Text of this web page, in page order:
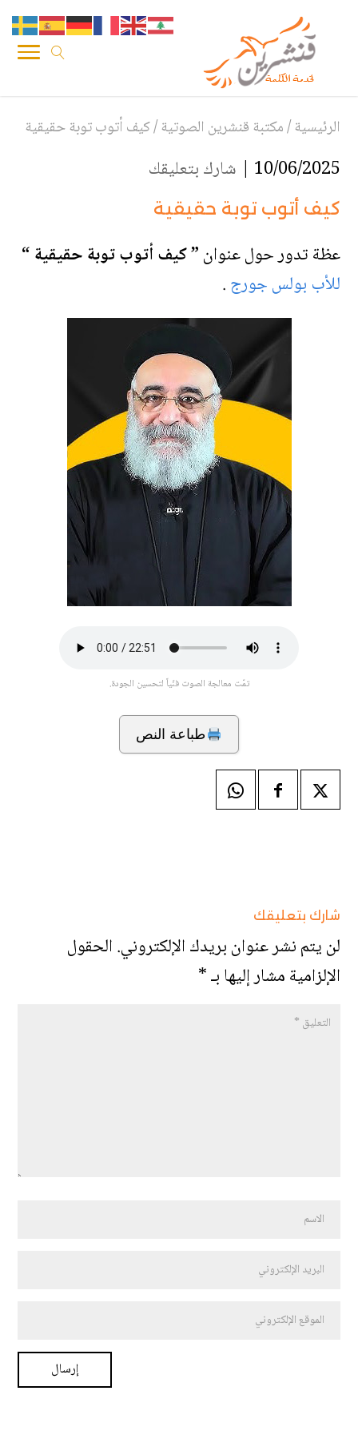
الرئيسية/مكتبة قنشرين الصوتية/كيف أتوب توبة حقيقية
10/06/2025 | شارك بتعليقك
كيف أتوب توبة حقيقية
عظة تدور حول عنوان” كيف أتوب توبة حقيقية“
للأب بولس جورج.
تمّت معالجة الصوت فنّياً لتحسين الجودة.
طباعة النص
شارك بتعليقك
لن يتم نشر عنوان بريدك الإلكتروني.الحقول
الإلزامية مشار إليها بـ*